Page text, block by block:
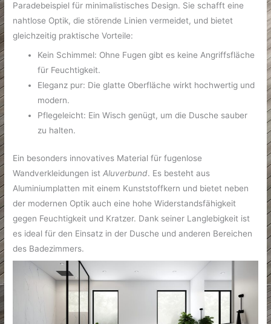
Paradebeispiel für minimalistisches Design. Sie schafft eine
nahtlose Optik, die störende Linien vermeidet, und bietet
gleichzeitig praktische Vorteile:
Kein Schimmel: Ohne Fugen gibt es keine Angriffsfläche
für Feuchtigkeit.
Eleganz pur: Die glatte Oberfläche wirkt hochwertig und
modern.
Pflegeleicht: Ein Wisch genügt, um die Dusche sauber
zu halten.
Ein besonders innovatives Material für fugenlose
Wandverkleidungen istAluverbund. Es besteht aus
Aluminiumplatten mit einem Kunststoffkern und bietet neben
der modernen Optik auch eine hohe Widerstandsfähigkeit
gegen Feuchtigkeit und Kratzer. Dank seiner Langlebigkeit ist
es ideal für den Einsatz in der Dusche und anderen Bereichen
des Badezimmers.